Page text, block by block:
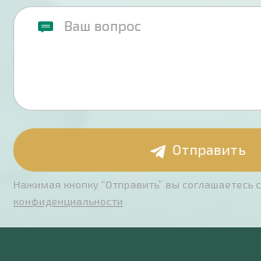
Отправить
Нажимая кнопку “Отправить” вы соглашаетесь с
конфиденциальности